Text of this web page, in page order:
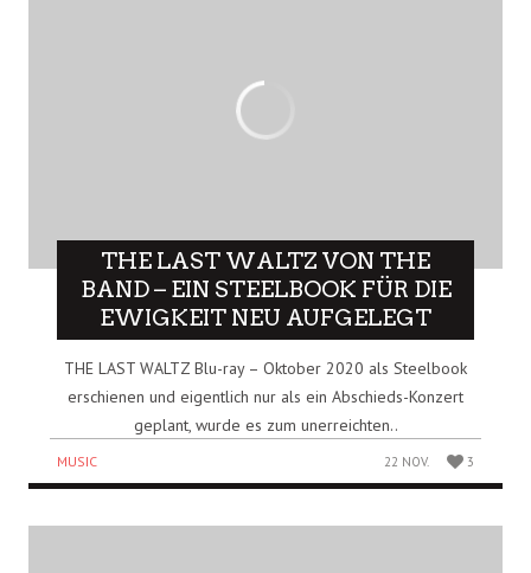
THE LAST WALTZ VON THE
BAND – EIN STEELBOOK FÜR DIE
EWIGKEIT NEU AUFGELEGT
THE LAST WALTZ Blu-ray – Oktober 2020 als Steelbook
erschienen und eigentlich nur als ein Abschieds-Konzert
geplant, wurde es zum unerreichten..
MUSIC 22 NOV. 3